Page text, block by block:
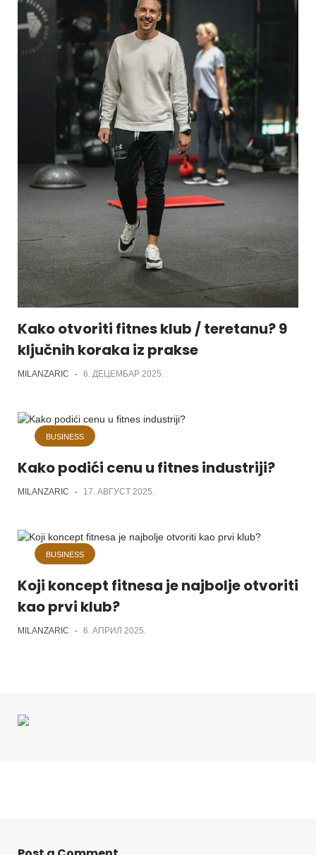
Kako otvoriti fitnes klub / teretanu? 9
ključnih koraka iz prakse
MILANZARIC - 6. ДЕЦЕМБАР 2025.
BUSINESS
Kako podići cenu u fitnes industriji?
MILANZARIC - 17. АВГУСТ 2025.
BUSINESS
Koji koncept fitnesa je najbolje otvoriti
kao prvi klub?
MILANZARIC - 6. АПРИЛ 2025.